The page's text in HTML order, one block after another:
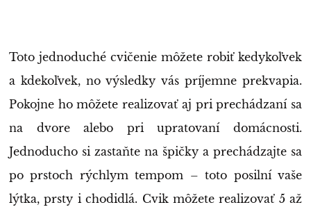
Toto jednoduché cvičenie môžete robiť kedykoľvek
a kdekoľvek, no výsledky vás príjemne prekvapia.
Pokojne ho môžete realizovať aj pri prechádzaní sa
na dvore alebo pri upratovaní domácnosti.
Jednoducho si zastaňte na špičky a prechádzajte sa
po prstoch rýchlym tempom – toto posilní vaše
lýtka, prsty i chodidlá. Cvik môžete realizovať 5 až